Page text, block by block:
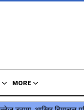
MORE